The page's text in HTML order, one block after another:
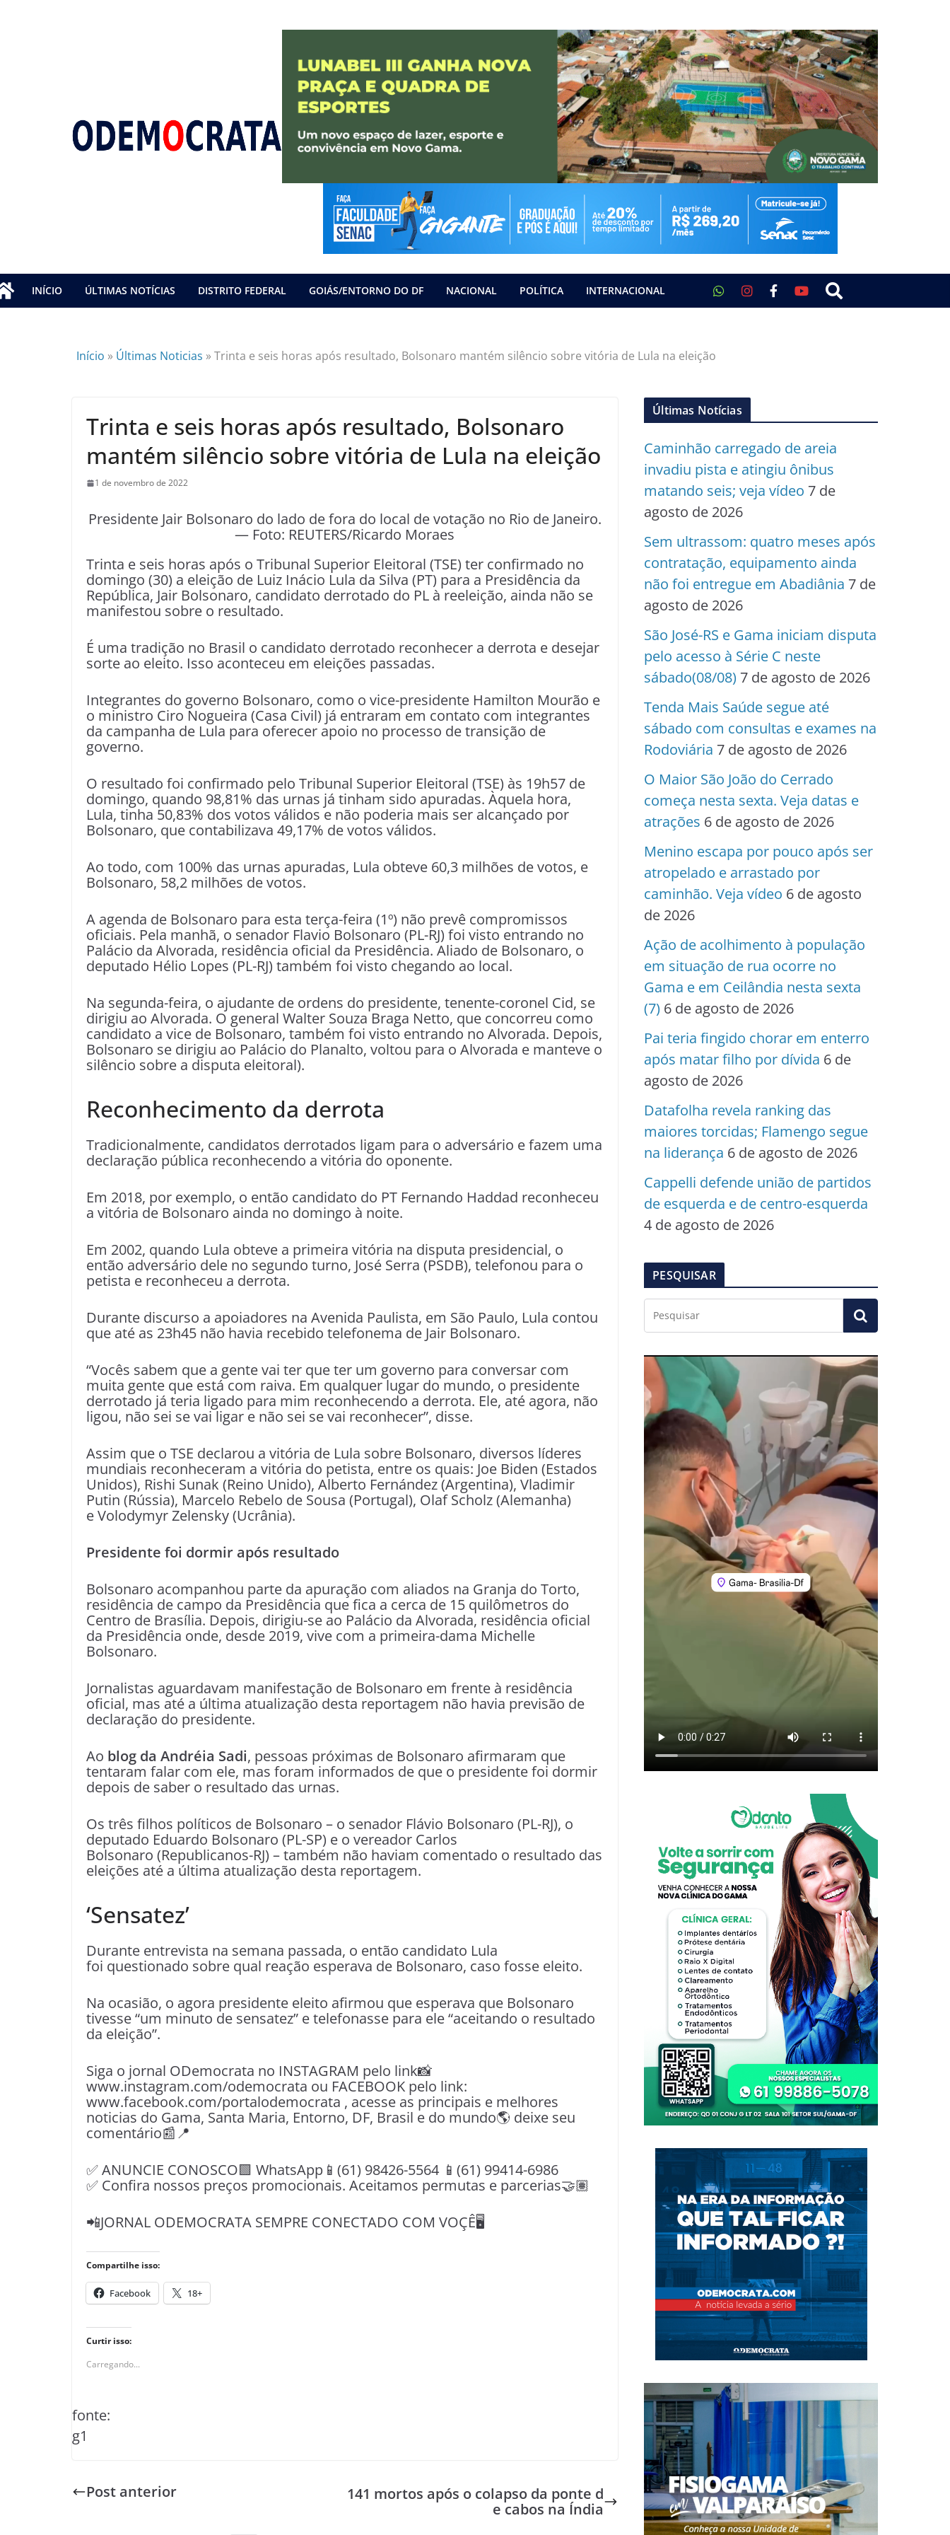
INÍCIO ÚLTIMAS NOTÍCIAS DISTRITO FEDERAL GOIÁS/ENTORNO DO DF NACIONAL POLÍTICA INTERNACIONAL
Início » Últimas Noticias »Trinta e seis horas após resultado, Bolsonaro mantém silêncio sobre vitória de Lula na eleição
Trinta e seis horas após resultado, Bolsonaro
mantém silêncio sobre vitória de Lula na eleição
1 de novembro de 2022
Presidente Jair Bolsonaro do lado de fora do local de votação no Rio de Janeiro.
— Foto: REUTERS/Ricardo Moraes
Trinta e seis horas após o Tribunal Superior Eleitoral (TSE) ter confirmado no
domingo (30) a eleição de Luiz Inácio Lula da Silva (PT) para a Presidência da
República, Jair Bolsonaro, candidato derrotado do PL à reeleição, ainda não se
manifestou sobre o resultado.
É uma tradição no Brasil o candidato derrotado reconhecer a derrota e desejar
sorte ao eleito. Isso aconteceu em eleições passadas.
Integrantes do governo Bolsonaro, como o vice-presidente Hamilton Mourão e
o ministro Ciro Nogueira (Casa Civil) já entraram em contato com integrantes
da campanha de Lula para oferecer apoio no processo de transição de
governo.
O resultado foi confirmado pelo Tribunal Superior Eleitoral (TSE) às 19h57 de
domingo, quando 98,81% das urnas já tinham sido apuradas. Àquela hora,
Lula, tinha 50,83% dos votos válidos e não poderia mais ser alcançado por
Bolsonaro, que contabilizava 49,17% de votos válidos.
Ao todo, com 100% das urnas apuradas, Lula obteve 60,3 milhões de votos, e
Bolsonaro, 58,2 milhões de votos.
A agenda de Bolsonaro para esta terça-feira (1º) não prevê compromissos
oficiais. Pela manhã, o senador Flavio Bolsonaro (PL-RJ) foi visto entrando no
Palácio da Alvorada, residência oficial da Presidência. Aliado de Bolsonaro, o
deputado Hélio Lopes (PL-RJ) também foi visto chegando ao local.
Na segunda-feira, o ajudante de ordens do presidente, tenente-coronel Cid, se
dirigiu ao Alvorada. O general Walter Souza Braga Netto, que concorreu como
candidato a vice de Bolsonaro, também foi visto entrando no Alvorada. Depois,
Bolsonaro se dirigiu ao Palácio do Planalto, voltou para o Alvorada e manteve o
silêncio sobre a disputa eleitoral).
Reconhecimento da derrota
Tradicionalmente, candidatos derrotados ligam para o adversário e fazem uma
declaração pública reconhecendo a vitória do oponente.
Em 2018, por exemplo, o então candidato do PT Fernando Haddad reconheceu
a vitória de Bolsonaro ainda no domingo à noite.
Em 2002, quando Lula obteve a primeira vitória na disputa presidencial, o
então adversário dele no segundo turno, José Serra (PSDB), telefonou para o
petista e reconheceu a derrota.
Durante discurso a apoiadores na Avenida Paulista, em São Paulo, Lula contou
que até as 23h45 não havia recebido telefonema de Jair Bolsonaro.
“Vocês sabem que a gente vai ter que ter um governo para conversar com
muita gente que está com raiva. Em qualquer lugar do mundo, o presidente
derrotado já teria ligado para mim reconhecendo a derrota. Ele, até agora, não
ligou, não sei se vai ligar e não sei se vai reconhecer”, disse.
Assim que o TSE declarou a vitória de Lula sobre Bolsonaro, diversos líderes
mundiais reconheceram a vitória do petista, entre os quais: Joe Biden (Estados
Unidos), Rishi Sunak (Reino Unido), Alberto Fernández (Argentina), Vladimir
Putin (Rússia), Marcelo Rebelo de Sousa (Portugal), Olaf Scholz (Alemanha)
e Volodymyr Zelensky (Ucrânia).
Presidente foi dormir após resultado
Bolsonaro acompanhou parte da apuração com aliados na Granja do Torto,
residência de campo da Presidência que fica a cerca de 15 quilômetros do
Centro de Brasília. Depois, dirigiu-se ao Palácio da Alvorada, residência oficial
da Presidência onde, desde 2019, vive com a primeira-dama Michelle
Bolsonaro.
Jornalistas aguardavam manifestação de Bolsonaro em frente à residência
oficial, mas até a última atualização desta reportagem não havia previsão de
declaração do presidente.
Ao blog da Andréia Sadi, pessoas próximas de Bolsonaro afirmaram que
tentaram falar com ele, mas foram informados de que o presidente foi dormir
depois de saber o resultado das urnas.
Os três filhos políticos de Bolsonaro – o senador Flávio Bolsonaro (PL-RJ), o
deputado Eduardo Bolsonaro (PL-SP) e o vereador Carlos
Bolsonaro (Republicanos-RJ) – também não haviam comentado o resultado das
eleições até a última atualização desta reportagem.
‘Sensatez’
Durante entrevista na semana passada, o então candidato Lula
foi questionado sobre qual reação esperava de Bolsonaro, caso fosse eleito.
Na ocasião, o agora presidente eleito afirmou que esperava que Bolsonaro
tivesse “um minuto de sensatez” e telefonasse para ele “aceitando o resultado
da eleição”.
Siga o jornal ODemocrata no INSTAGRAM pelo link📸
www.instagram.com/odemocrata ou FACEBOOK pelo link:
www.facebook.com/portalodemocrata , acesse as principais e melhores
noticias do Gama, Santa Maria, Entorno, DF, Brasil e do mundo🌎 deixe seu
comentário📰📍
✅ ANUNCIE CONOSCO🟩 WhatsApp📱(61) 98426-5564 📱(61) 99414-6986
✅ Confira nossos preços promocionais. Aceitamos permutas e parcerias🤝🏽
📲JORNAL ODEMOCRATA SEMPRE CONECTADO COM VOÇÊ🖥️
Compartilhe isso:
Facebook 18+
Curtir isso:
Carregando...
fonte:
g1
Post anterior
141 mortos após o colapso da ponte d
e cabos na Índia
Últimas Notícias
Caminhão carregado de areia
invadiu pista e atingiu ônibus
matando seis; veja vídeo 7 de
agosto de 2026
Sem ultrassom: quatro meses após
contratação, equipamento ainda
não foi entregue em Abadiânia 7 de
agosto de 2026
São José-RS e Gama iniciam disputa
pelo acesso à Série C neste
sábado(08/08) 7 de agosto de 2026
Tenda Mais Saúde segue até
sábado com consultas e exames na
Rodoviária 7 de agosto de 2026
O Maior São João do Cerrado
começa nesta sexta. Veja datas e
atrações 6 de agosto de 2026
Menino escapa por pouco após ser
atropelado e arrastado por
caminhão. Veja vídeo 6 de agosto
de 2026
Ação de acolhimento à população
em situação de rua ocorre no
Gama e em Ceilândia nesta sexta
(7) 6 de agosto de 2026
Pai teria fingido chorar em enterro
após matar filho por dívida 6 de
agosto de 2026
Datafolha revela ranking das
maiores torcidas; Flamengo segue
na liderança 6 de agosto de 2026
Cappelli defende união de partidos
de esquerda e de centro-esquerda
4 de agosto de 2026
PESQUISAR